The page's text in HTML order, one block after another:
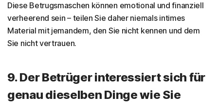
Diese Betrugsmaschen können emotional und finanziell
verheerend sein – teilen Sie daher niemals intimes
Material mit jemandem, den Sie nicht kennen und dem
Sie nicht vertrauen.
9. Der Betrüger interessiert sich für
genau dieselben Dinge wie Sie